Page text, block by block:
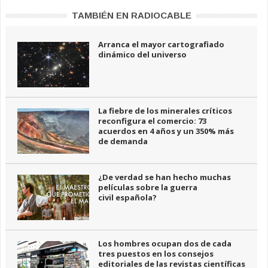
TAMBIÉN EN RADIOCABLE
Arranca el mayor cartografiado
dinámico del universo
La fiebre de los minerales críticos
reconfigura el comercio: 73
acuerdos en 4 años y un 350% más
de demanda
¿De verdad se han hecho muchas
películas sobre la guerra
civil española?
Los hombres ocupan dos de cada
tres puestos en los consejos
editoriales de las revistas científicas